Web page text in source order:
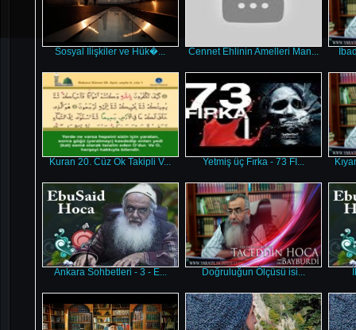
Sosyal İlişkiler ve Hük�... Cennet Ehlinin Amelleri Man...
Kuran 20. Cüz Ok Takipli V... Yetmiş üç Fırka - 73 FI...
Ankara Sohbetleri - 3 - E... Doğruluğun Ölçüsü isi...